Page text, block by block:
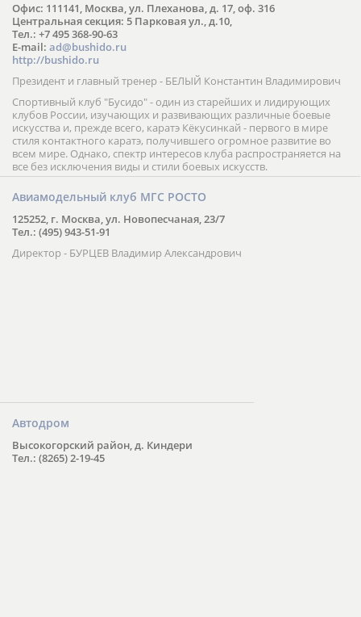
Офис: 111141, Москва, ул. Плеханова, д. 17, оф. 316
Центральная секция: 5 Парковая ул., д.10,
Тел.: +7 495 368-90-63
E-mail: ad@bushido.ru
http://bushido.ru
Президент и главный тренер - БЕЛЫЙ Константин Владимирович
Спортивный клуб "Бусидо" - один из старейших и лидирующих
клубов России, изучающих и развивающих различные боевые
искусства и, прежде всего, каратэ Кёкусинкай - первого в мире
стиля контактного каратэ, получившего огромное развитие во
всем мире. Однако, спектр интересов клуба распространяется на
все без исключения виды и стили боевых искусств.
Авиамодельный клуб МГС РОСТО
125252, г. Москва, ул. Новопесчаная, 23/7
Тел.: (495) 943-51-91
Директор - БУРЦЕВ Владимир Александрович
Автодром
Высокогорский район, д. Киндери
Тел.: (8265) 2-19-45